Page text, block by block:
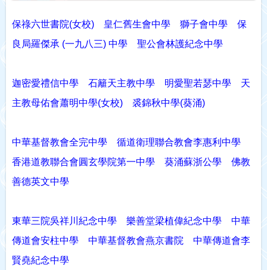
保祿六世書院(女校) 皇仁舊生會中學 獅子會中學
保
良局羅傑承 (一九八三) 中學 聖公會林護紀念中學
迦密愛禮信中學 石籬天主教中學 明愛聖若瑟中學
天
主教母佑會蕭明中學(女校) 裘錦秋中學(葵涌)
中華基督教會全完中學
循道衛理聯合教會李惠利中學
香港道教聯合會圓玄學院第一中學
葵涌蘇浙公學
佛教
善德英文中學
東華三院吳祥川紀念中學 樂善堂梁植偉紀念中學
中華
傳道會安柱中學
中華基督教會燕京書院
中華傳道會李
賢堯紀念中學